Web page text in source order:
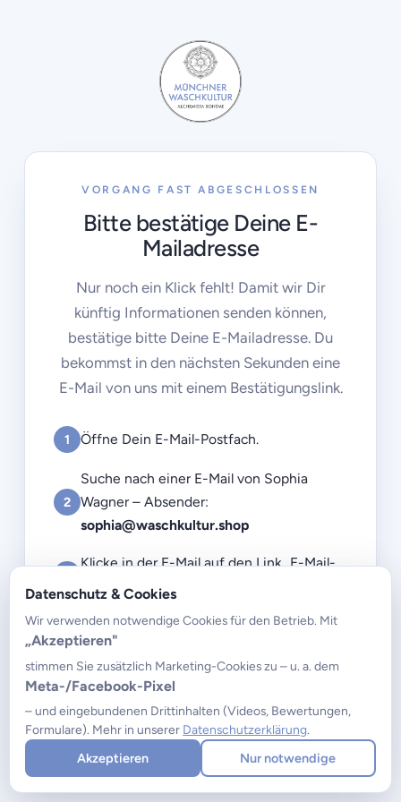
VORGANG FAST ABGESCHLOSSEN
Bitte bestätige Deine E-
Mailadresse
Nur noch ein Klick fehlt! Damit wir Dir
künftig Informationen senden können,
bestätige bitte Deine E-Mailadresse. Du
bekommst in den nächsten Sekunden eine
E-Mail von uns mit einem Bestätigungslink.
1 Öffne Dein E-Mail-Postfach.
2
Suche nach einer E-Mail von Sophia
Wagner – Absender:
sophia@waschkultur.shop
Klicke in der E-Mail auf den Link „E-Mail-
Adresse bestätigen".
Falls unsere E-Mail nicht in Deinem Postfach landet,
ZUM ONLINESHOP→
Datenschutz & Cookies
Wir verwenden notwendige Cookies für den Betrieb. Mit
„Akzeptieren"
stimmen Sie zusätzlich Marketing-Cookies zu – u. a. dem
Meta-/Facebook-Pixel
– und eingebundenen Drittinhalten (Videos, Bewertungen,
Formulare). Mehr in unserer Datenschutzerklärung.
Akzeptieren Nur notwendige